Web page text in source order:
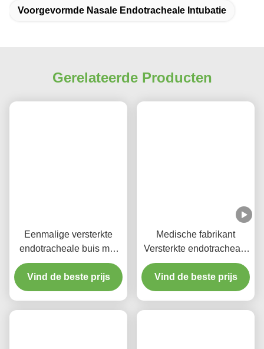
Voorgevormde Nasale Endotracheale Intubatie
Gerelateerde Producten
Eenmalige versterkte
endotracheale buis met
zuigpoort voor VAP-
preventie
Vind de beste prijs
Medische fabrikant
Versterkte endotracheale
buis voor eenmalig
gebruik DEHPvrij
Vind de beste prijs